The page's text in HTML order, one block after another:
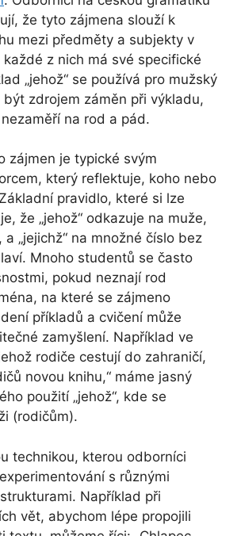
že tyto zájmena slouží k
mezi předměty a subjekty v
z nich má své specifické
„jehož“ se používá pro mužský
zdrojem záměn při výkladu,
na rod a pád.
zájmen je typické svým
který reflektuje, koho nebo
pravidlo, které si lze
že „jehož“ odkazuje na muže,
a „jejichž“ na množné číslo bez
Mnoho studentů se často
pokud neznají rod
na které se zájmeno
příkladů a cvičení může
zamyšlení. Například ve
rodiče cestují do zahraničí,
novou knihu,“ máme jasný
použití „jehož“, kde se
(rodičům).
technikou, kterou odborníci
s různými
Například při
vět, abychom lépe propojili